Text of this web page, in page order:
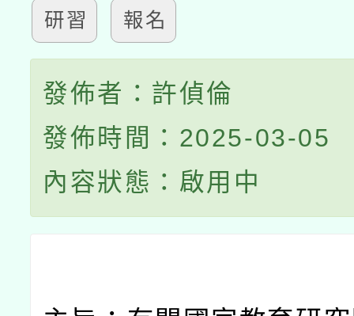
研習 報名
發佈者：許偵倫
發佈時間：2025-03-05
內容狀態：啟用中